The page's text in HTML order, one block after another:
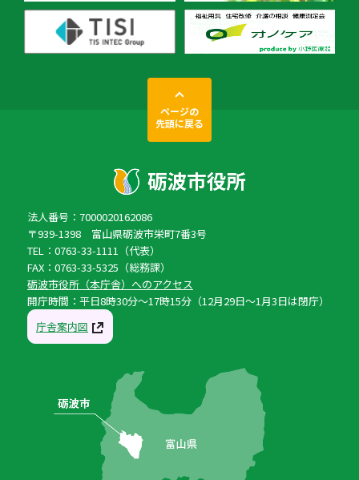
ページの
先頭に戻る
法人番号：7000020162086
〒939-1398 富山県砺波市栄町7番3号
TEL：0763-33-1111（代表）
FAX：0763-33-5325（総務課）
砺波市役所（本庁舎）へのアクセス
開庁時間：平日8時30分〜17時15分（12月29日〜1月3日は閉庁）
庁舎案内図